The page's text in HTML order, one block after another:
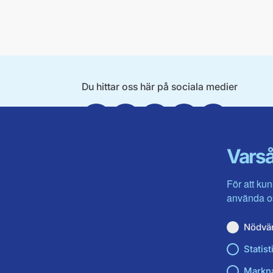
För att
använda
Du hittar oss här på sociala medier
FacebookTwitterInstagramLinkedinYoutube